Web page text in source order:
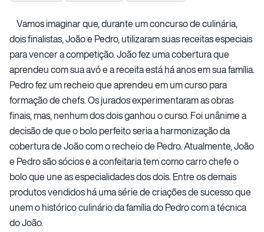
Vamos imaginar que, durante um concurso de culinária,
dois finalistas, João e Pedro, utilizaram suas receitas especiais
para vencer a competição. João fez uma cobertura que
aprendeu com sua avó e a receita está há anos em sua família.
Pedro fez um recheio que aprendeu em um curso para
formação de chefs. Os jurados experimentaram as obras
finais, mas, nenhum dos dois ganhou o curso. Foi unânime a
decisão de que o bolo perfeito seria a harmonização da
cobertura de João com o recheio de Pedro. Atualmente, João
e Pedro são sócios e a confeitaria tem como carro chefe o
bolo que une as especialidades dos dois. Entre os demais
produtos vendidos há uma série de criações de sucesso que
unem o histórico culinário da família do Pedro com a técnica
do João.